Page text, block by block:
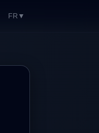
FR ▼